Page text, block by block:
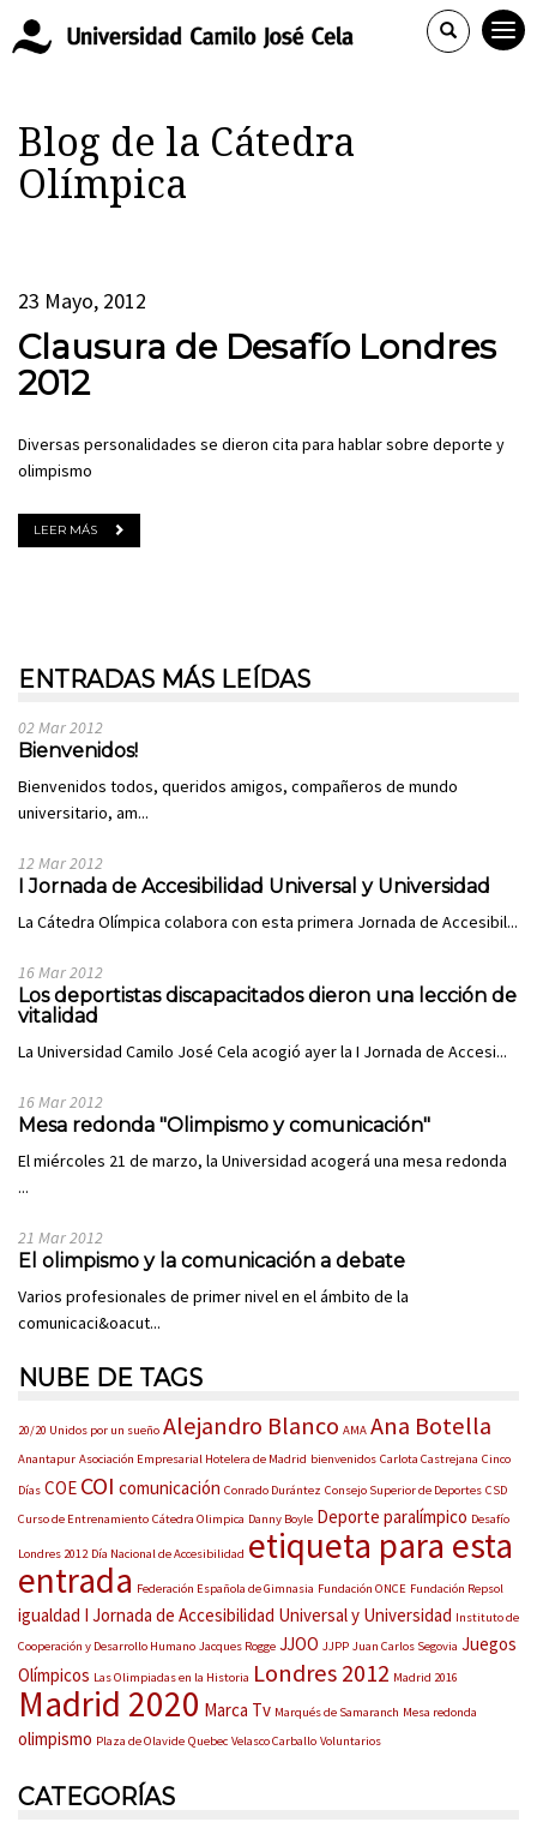
Blog de la Cátedra
Olímpica
23 Mayo, 2012
Clausura de Desafío Londres
2012
Diversas personalidades se dieron cita para hablar sobre deporte y
olimpismo
LEER MÁS
ENTRADAS MÁS LEÍDAS
02 Mar 2012
Bienvenidos!
Bienvenidos todos, queridos amigos, compañeros de mundo
universitario, am...
12 Mar 2012
I Jornada de Accesibilidad Universal y Universidad
La Cátedra Olímpica colabora con esta primera Jornada de Accesibil...
16 Mar 2012
Los deportistas discapacitados dieron una lección de
vitalidad
La Universidad Camilo José Cela acogió ayer la I Jornada de Accesi...
16 Mar 2012
Mesa redonda "Olimpismo y comunicación"
El miércoles 21 de marzo, la Universidad acogerá una mesa redonda
...
21 Mar 2012
El olimpismo y la comunicación a debate
Varios profesionales de primer nivel en el ámbito de la
comunicaci&oacut...
NUBE DE TAGS
20/20 Unidos por un sueño Alejandro Blanco AMA Ana Botella
Anantapur Asociación Empresarial Hotelera de Madrid bienvenidos Carlota Castrejana Cinco
Días COE COI comunicación Conrado Durántez Consejo Superior de Deportes CSD
Curso de Entrenamiento Cátedra Olimpica Danny Boyle Deporte paralímpico Desafío
Londres 2012 Día Nacional de Accesibilidad etiqueta para esta
entrada Federación Española de Gimnasia Fundación ONCE Fundación Repsol
igualdad I Jornada de Accesibilidad Universal y Universidad Instituto de
Cooperación y Desarrollo Humano Jacques Rogge JJOO JJPP Juan Carlos Segovia Juegos
Olímpicos Las Olimpiadas en la Historia Londres 2012 Madrid 2016
Madrid 2020 Marca Tv Marqués de Samaranch Mesa redonda
olimpismo Plaza de Olavide Quebec Velasco Carballo Voluntarios
CATEGORÍAS